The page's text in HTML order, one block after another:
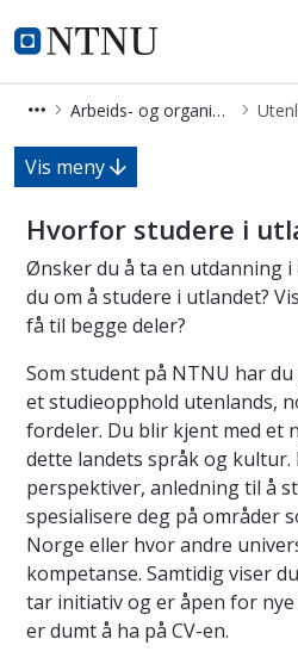
NTNU Hjemmeside
Arbeids- og
Arbeids- og organisasjonspsykologi - master
Utenlandsopphold
Vis meny
Hvorfor studere i
Ønsker du å ta en utdanning
du om å studere i utlandet?
få til begge deler?
Som student på NTNU har
et studieopphold utenlands,
fordeler. Du blir kjent med et
dette landets språk og kultur.
perspektiver, anledning til å
spesialisere deg på områder
Norge eller hvor andre
kompetanse. Samtidig viser
tar initiativ og er åpen for
er dumt å ha på CV-en.